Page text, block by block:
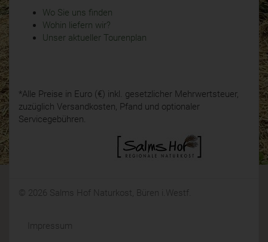
Wo Sie uns finden
Wohin liefern wir?
Unser aktueller Tourenplan
*Alle Preise in Euro (€) inkl. gesetzlicher Mehrwertsteuer,
zuzüglich Versandkosten, Pfand und optionaler
Servicegebühren.
© 2026 Salms Hof Naturkost, Büren i.Westf.
Impressum